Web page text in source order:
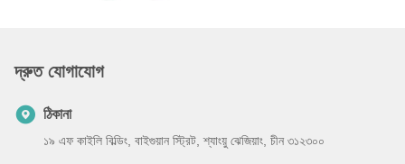
দ্রুত যোগাযোগ
ঠিকানা
১৯ এফ কাইলি বিল্ডিং, বাইগুয়ান স্ট্রিট, শ্যাংয়ু ঝেজিয়াং, চীন ৩১২৩০০